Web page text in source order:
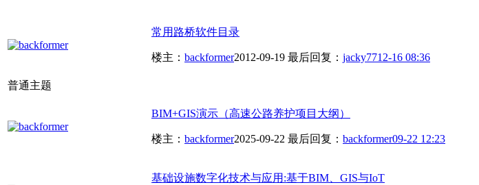
常用路桥软件目录
楼主： backformer2012-09-19 最后回复： jacky7712-16 08:36
普通主题
BIM+GIS演示（高速公路养护项目大纲）
楼主： backformer2025-09-22 最后回复： backformer09-22 12:23
基础设施数字化技术与应用:基于BIM、GIS与IoT